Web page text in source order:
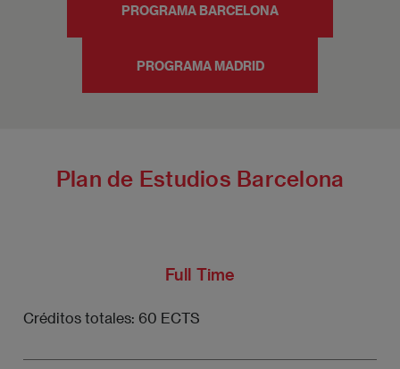
PROGRAMA BARCELONA
PROGRAMA MADRID
Plan de Estudios Barcelona
Full Time
Créditos totales: 60 ECTS